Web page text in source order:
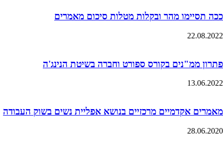
ככה תסיימו מהר ובקלות מטלות סיכום מאמרים
22.08.2022
פתרון ממ"נים בקורס ספורט וחברה בשיטת הנינג'ה
13.06.2022
מאמרים אקדמיים מרכזיים בנושא אפליית נשים בשוק העבודה
28.06.2020